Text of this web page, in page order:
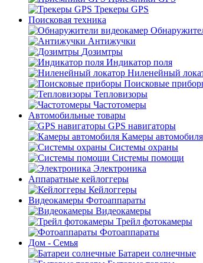
Трекеры GPS
Поисковая техника
Антижучки
Дозимтры
Индикатор поля
Ниленейный
Поисковые
Тепловизоры
Частотомеры
Автомобильные товары
GPS навигаторы
Камеры автомобиля
Системы охраны
Системы помощи
Электроника
Аппаратные кейлоггеры
Кейлоггеры
Видеокамеры Фотоаппараты
Видеокамеры
Трейл фотокамеры
Фотоаппараты
Дом - Семья
Батареи солнечные